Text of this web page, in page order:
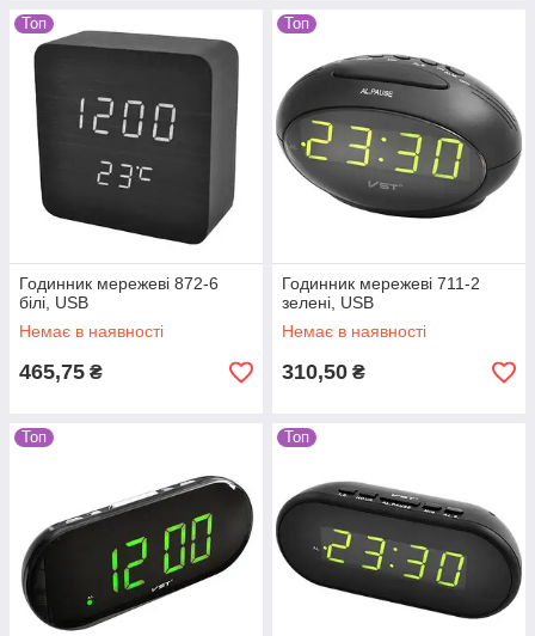
Топ
Годинник мережеві 872-6
білі, USB
Немає в наявності
465,75 ₴
Топ
Годинник мережеві 711-2
зелені, USB
Немає в наявності
310,50 ₴
Топ Топ